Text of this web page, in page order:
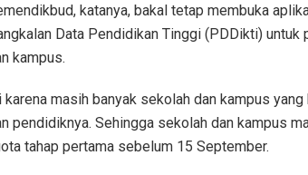
katanya, bakal tetap membuka
Data Pendidikan Tinggi (PDDikti)
kampus.
karena masih banyak sekolah dan kampus
pendidiknya. Sehingga sekolah dan kampus
tahap pertama sebelum 15 September.